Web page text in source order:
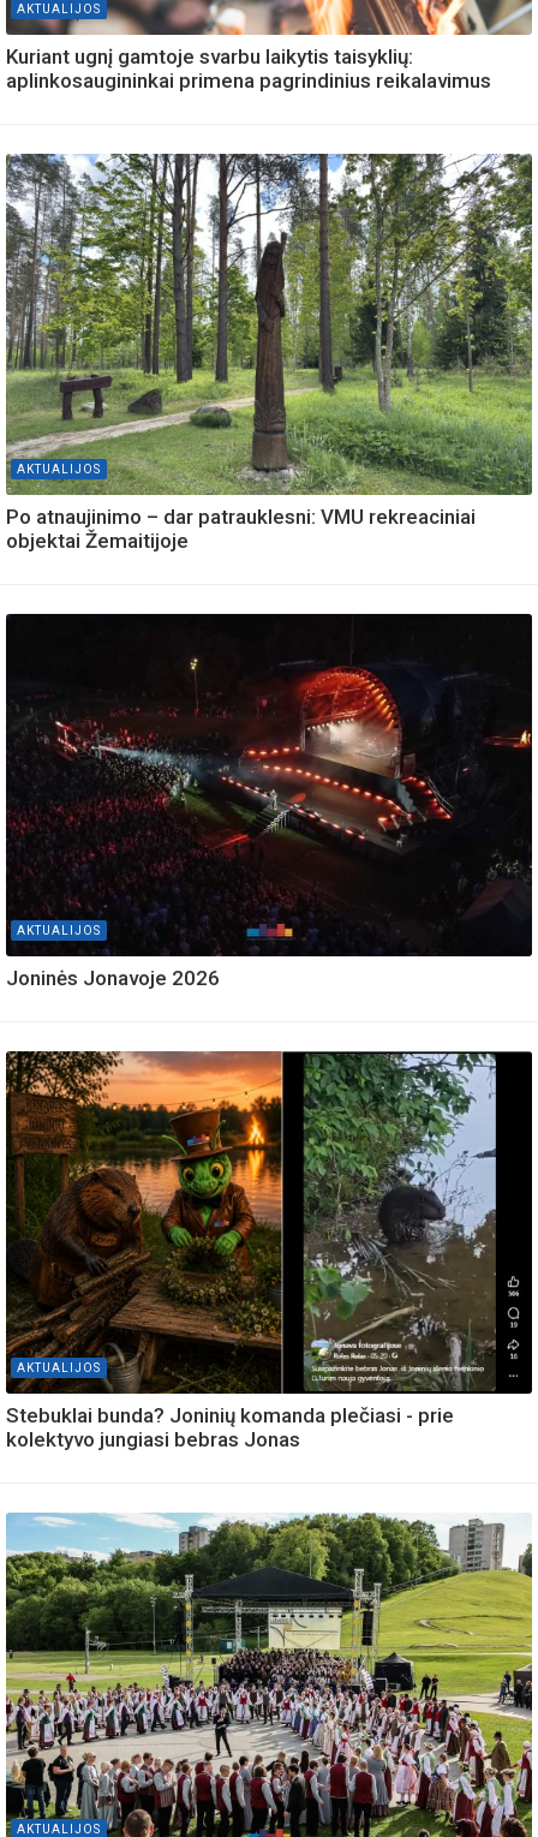
AKTUALIJOS
Kuriant ugnį gamtoje svarbu laikytis taisyklių:
aplinkosaugininkai primena pagrindinius reikalavimus
AKTUALIJOS
Po atnaujinimo – dar patrauklesni: VMU rekreaciniai
objektai Žemaitijoje
AKTUALIJOS
Joninės Jonavoje 2026
AKTUALIJOS
Stebuklai bunda? Joninių komanda plečiasi - prie
kolektyvo jungiasi bebras Jonas
AKTUALIJOS